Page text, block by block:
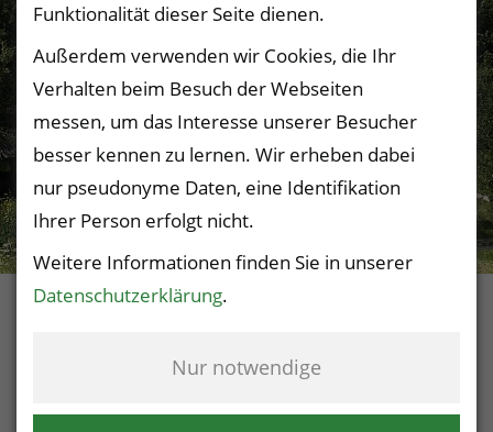
Funktionalität dieser Seite dienen.
Außerdem verwenden wir Cookies, die Ihr
Verhalten beim Besuch der Webseiten
messen, um das Interesse unserer Besucher
besser kennen zu lernen. Wir erheben dabei
nur pseudonyme Daten, eine Identifikation
Ihrer Person erfolgt nicht.
Weitere Informationen finden Sie in unserer
Datenschutzerklärung.
Nur notwendige